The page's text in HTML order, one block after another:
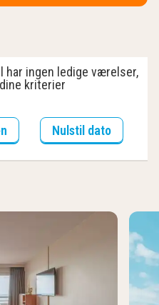
har ingen ledige værelser,
kriterier
Nulstil dato